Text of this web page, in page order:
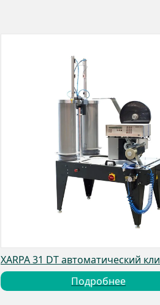
XARPA 31 DT автоматический
Подробнее